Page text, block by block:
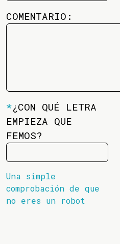
COMENTARIO:
*¿CON QUÉ LETRA
EMPIEZA QUE
FEMOS?
Una simple
comprobación de que
no eres un robot